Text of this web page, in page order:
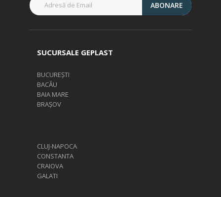
ABONARE
SUCURSALE GEPLAST
BUCUREȘTI
BACĂU
BAIA MARE
BRAȘOV
CLUJ-NAPOCA
CONSTANTA
CRAIOVA
GALATI